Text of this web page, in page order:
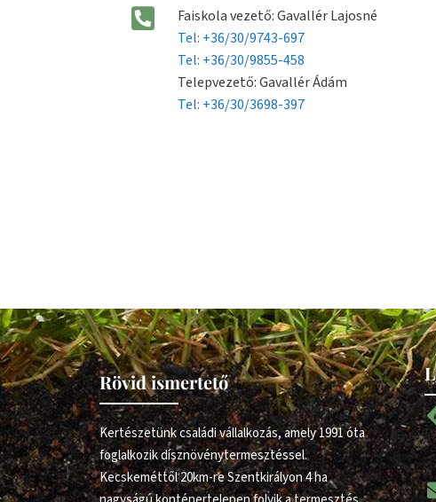
Faiskola vezető: Gavallér Lajosné
Tel: +36/30/9743-697
Tel: +36/30/9855-458
Telepvezető: Gavallér Ádám
Tel: +36/30/3698-397
Rövid ismertető
Kertészetünk családi vállalkozás, amely 1991 óta
foglalkozik dísznövénytermesztéssel.
Kecskeméttől 20km-re Szentkirályon 4 ha